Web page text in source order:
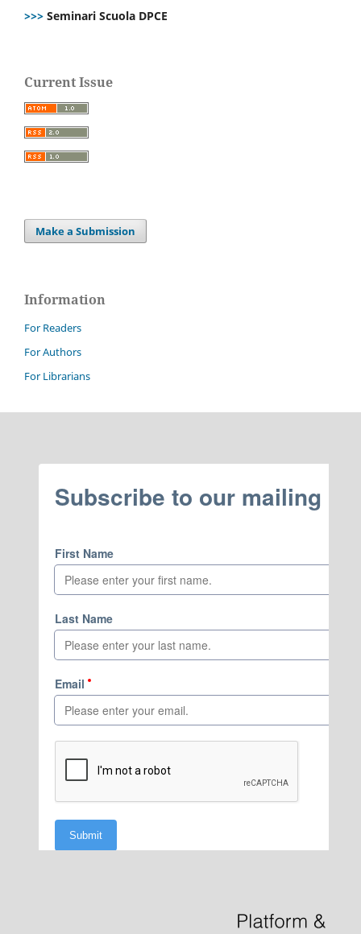
>>> Seminari Scuola DPCE
Current Issue
Make a Submission
Information
For Readers
For Authors
For Librarians